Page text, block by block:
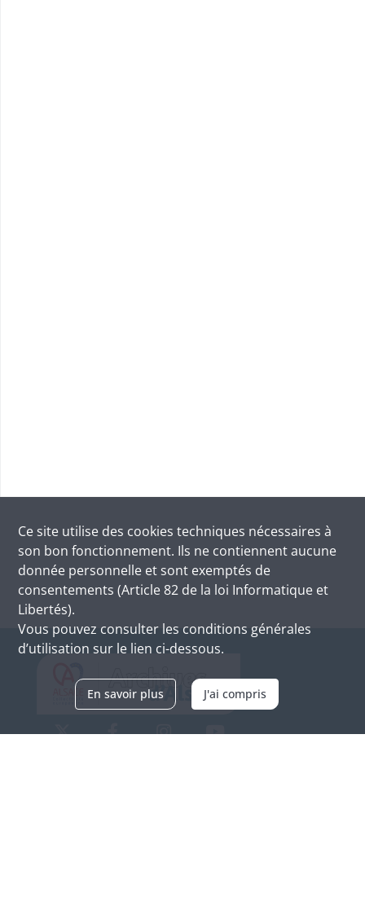
Ce site utilise des cookies techniques nécessaires à
son bon fonctionnement. Ils ne contiennent aucune
donnée personnelle et sont exemptés de
consentements (Article 82 de la loi Informatique et
Libertés).
Vous pouvez consulter les conditions générales
d’utilisation sur le lien ci-dessous.
En savoir plus J'ai compris